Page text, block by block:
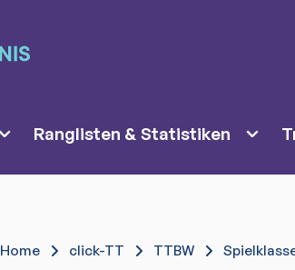
Ranglisten & Statistiken
Home click-TT TTBW